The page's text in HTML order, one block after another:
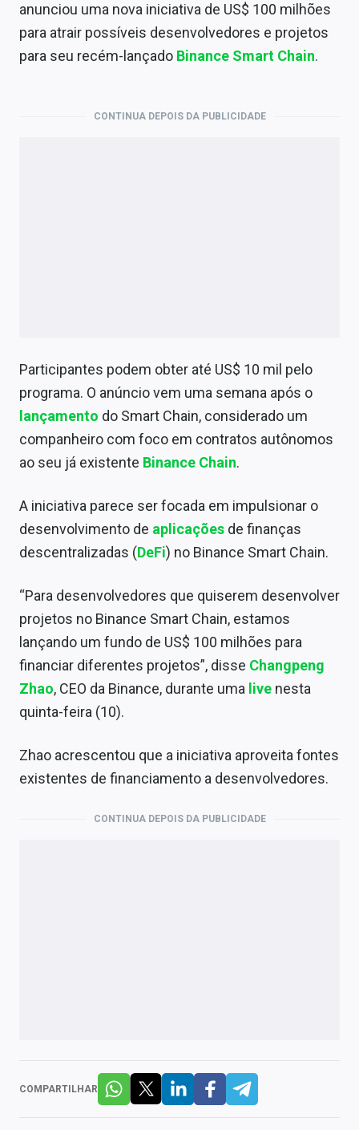
Economia
Conteúdo de Marca
Sobre
Expediente
anunciou uma nova iniciativa de US$ 100 milhões
para atrair possíveis desenvolvedores e projetos
para seu recém-lançado Binance Smart Chain.
CONTINUA DEPOIS DA PUBLICIDADE
Participantes podem obter até US$ 10 mil pelo
programa. O anúncio vem uma semana após o
lançamento do Smart Chain, considerado um
companheiro com foco em contratos autônomos
ao seu já existente Binance Chain.
A iniciativa parece ser focada em impulsionar o
desenvolvimento de aplicações de finanças
descentralizadas (DeFi) no Binance Smart Chain.
“Para desenvolvedores que quiserem desenvolver
projetos no Binance Smart Chain, estamos
lançando um fundo de US$ 100 milhões para
financiar diferentes projetos”, disse Changpeng
Zhao, CEO da Binance, durante uma live nesta
quinta-feira (10).
Zhao acrescentou que a iniciativa aproveita fontes
existentes de financiamento a desenvolvedores.
CONTINUA DEPOIS DA PUBLICIDADE
COMPARTILHAR